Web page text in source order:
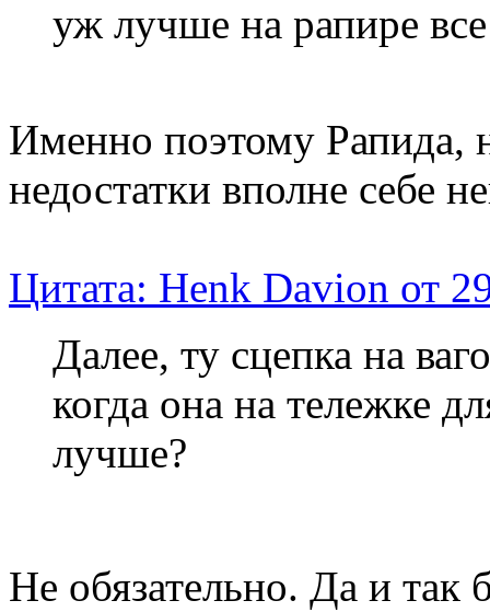
уж лучше на рапире
Именно поэтому Рапида,
недостатки вполне себе
Цитата: Henk Davion от
Далее, ту сцепка на
когда она на тележке
лучше?
Не обязательно. Да и